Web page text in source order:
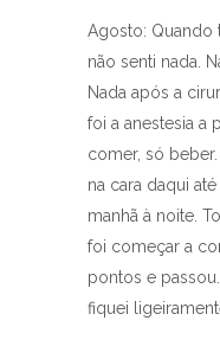
Agosto: Quando
não senti nada.
Nada após a
foi a anestesia a
comer, só
na cara daqui
manhã à noite.
foi começar a
pontos e
fiquei